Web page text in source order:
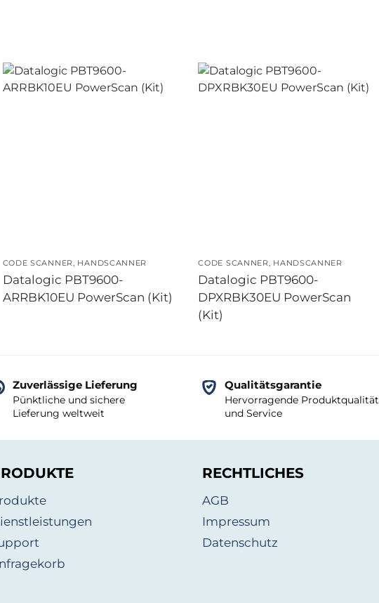
CODE SCANNER, HANDSCANNER
Datalogic PBT9600-
ARRBK10EU PowerScan (Kit)
CODE SCANNER, HANDSCANNER
Datalogic PBT9600-
DPXRBK30EU PowerScan
(Kit)
Zuverlässige Lieferung
Pünktliche und sichere
Lieferung weltweit
Qualitätsgarantie
Hervorragende Produktqualität
und Service
RECHTLICHES
AGB
Impressum
Datenschutz